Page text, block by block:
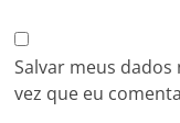
Salvar meus
vez que eu